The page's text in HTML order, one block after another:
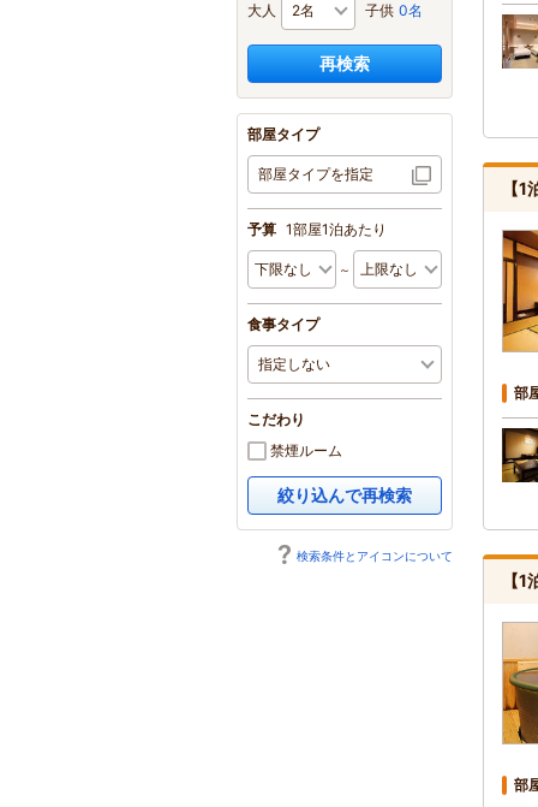
大人 子供 0名
再検索
部屋タイプ
部屋タイプを指定
予算 1部屋1泊あたり
～
食事タイプ
こだわり
禁煙ルーム
絞り込んで再検索
検索条件とアイコンについて
【
部
【
部